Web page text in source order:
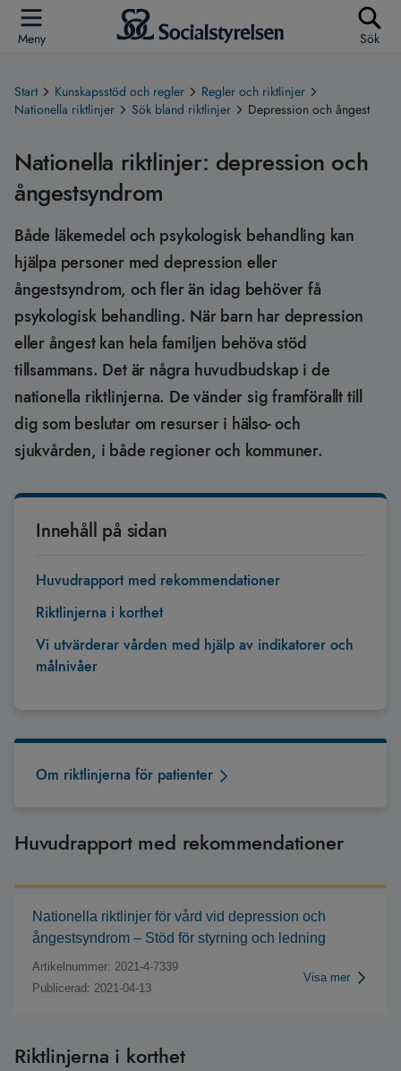
Meny Sök
Start Kunskapsstöd och regler
Regler och riktlinjer
Nationella riktlinjer
Sök bland riktlinjer Depression och ångest
Nationella riktlinjer: depression och
ångestsyndrom
Både läkemedel och psykologisk behandling kan
hjälpa personer med depression eller
ångestsyndrom, och fler än idag behöver få
psykologisk behandling. När barn har depression
eller ångest kan hela familjen behöva stöd
tillsammans. Det är några huvudbudskap i de
nationella riktlinjerna. De vänder sig framförallt till
dig som beslutar om resurser i hälso- och
sjukvården, i både regioner och kommuner.
Innehåll på sidan
Huvudrapport med rekommendationer
Riktlinjerna i korthet
Vi utvärderar vården med hjälp av indikatorer och
målnivåer
Om riktlinjerna för patienter
Huvudrapport med rekommendationer
Nationella riktlinjer för vård vid depression och
ångestsyndrom – Stöd för styrning och ledning
Artikelnummer: 2021-4-7339
Publicerad: 2021-04-13
Visa mer
Riktlinjerna i korthet